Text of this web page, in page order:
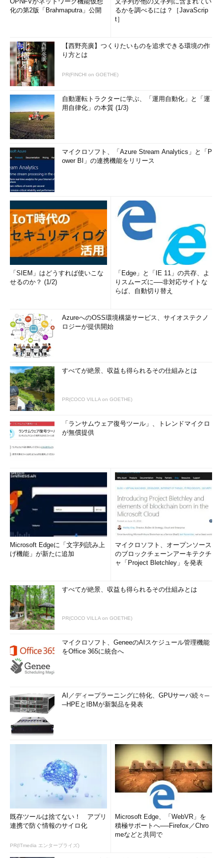
化の第2版「Brahmaputra」公開
るかを調べるには？［JavaScrip
t］
【西野亮廣】つくりたいものを追求できる環境の作
り方とは
PR(FINCHI on GOETHE)
自動運転トラクターに学ぶ、「運用自動化」と「運
用自律化」の本質 (1/3)
マイクロソフト、「Azure Stream Analytics」と「P
ower BI」の連携機能をリリース
「SIEM」はどうすれば使いこな
せるのか？ (1/2)
「Edge」と「IE 11」の共存、よ
りスムーズに──非対応サイトな
らば、自動切り替え
AzureへのOSS環境構築サービス、サイオステクノ
ロジーが提供開始
すべてが絶景、収益も得られるその仕組みとは
PR(COCO VILLA on GOETHE)
「ランサムウェア復号ツール」、トレンドマイクロ
が無償提供
Microsoft Edgeに「文字列読み上
げ機能」が新たに追加
マイクロソフト、オープンソース
のブロックチェーンアーキテクチ
ャ「Project Bletchley」を発表
すべてが絶景、収益も得られるその仕組みとは
PR(COCO VILLA on GOETHE)
マイクロソフト、GeneeのAIスケジュール管理機能
をOffice 365に統合へ
AI／ディープラーニングに特化、GPUサーバ続々─
─HPEとIBMが新製品を発表
既存ツールは捨てない！ アプリ
連携で防ぐ情報のサイロ化
PR(ITmedia エンタープライズ)
Microsoft Edge、「WebVR」を
積極サポートへ──Firefox／Chro
meなどと共同で